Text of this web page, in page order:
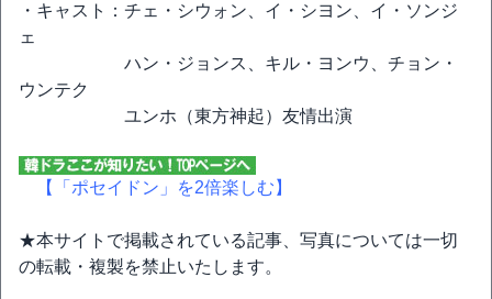
・キャスト：チェ・シウォン、イ・シヨン、イ・ソンジ
ェ
ハン・ジョンス、キル・ヨンウ、チョン・
ウンテク
ユンホ（東方神起）友情出演
【「ポセイドン」を2倍楽しむ】
★本サイトで掲載されている記事、写真については一切
の転載・複製を禁止いたします。